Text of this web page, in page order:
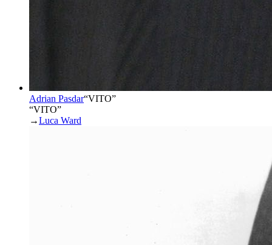
Adrian Pasdar“VITO”
“VITO”
→Luca Ward